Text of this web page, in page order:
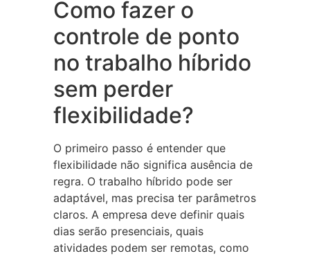
Como fazer o
controle de ponto
no trabalho híbrido
sem perder
flexibilidade?
O primeiro passo é entender que
flexibilidade não significa ausência de
regra. O trabalho híbrido pode ser
adaptável, mas precisa ter parâmetros
claros. A empresa deve definir quais
dias serão presenciais, quais
atividades podem ser remotas, como